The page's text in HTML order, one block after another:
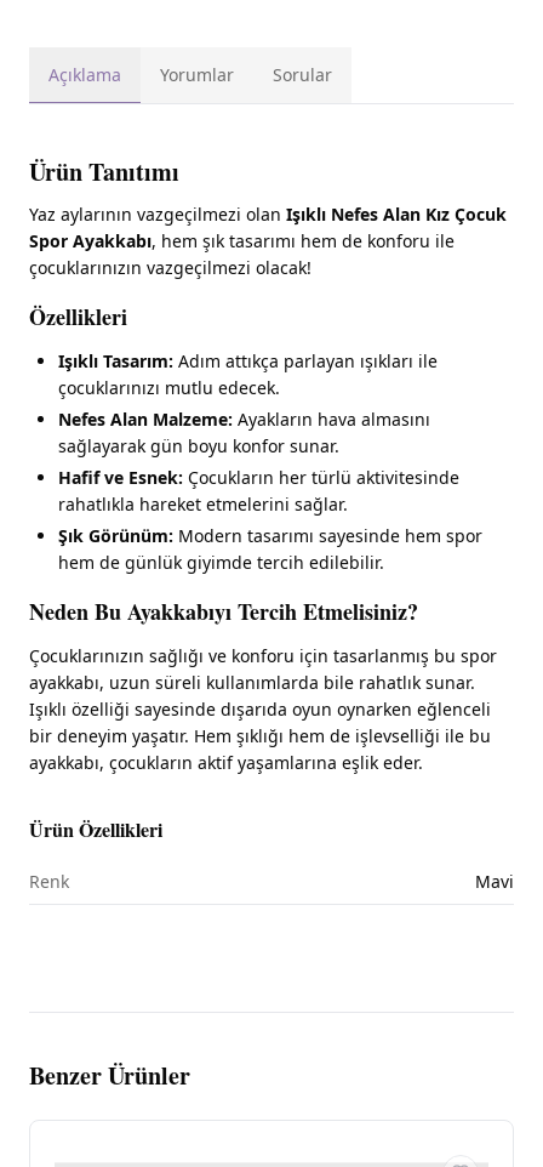
Açıklama Yorumlar Sorular
Ürün Tanıtımı
Yaz aylarının vazgeçilmezi olan Işıklı Nefes Alan Kız Çocuk
Spor Ayakkabı, hem şık tasarımı hem de konforu ile
çocuklarınızın vazgeçilmezi olacak!
Özellikleri
Işıklı Tasarım: Adım attıkça parlayan ışıkları ile
çocuklarınızı mutlu edecek.
Nefes Alan Malzeme: Ayakların hava almasını
sağlayarak gün boyu konfor sunar.
Hafif ve Esnek: Çocukların her türlü aktivitesinde
rahatlıkla hareket etmelerini sağlar.
Şık Görünüm: Modern tasarımı sayesinde hem spor
hem de günlük giyimde tercih edilebilir.
Neden Bu Ayakkabıyı Tercih Etmelisiniz?
Çocuklarınızın sağlığı ve konforu için tasarlanmış bu spor
ayakkabı, uzun süreli kullanımlarda bile rahatlık sunar.
Işıklı özelliği sayesinde dışarıda oyun oynarken eğlenceli
bir deneyim yaşatır. Hem şıklığı hem de işlevselliği ile bu
ayakkabı, çocukların aktif yaşamlarına eşlik eder.
Ürün Özellikleri
Renk Mavi
Benzer Ürünler